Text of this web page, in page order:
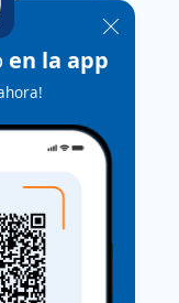
en la app